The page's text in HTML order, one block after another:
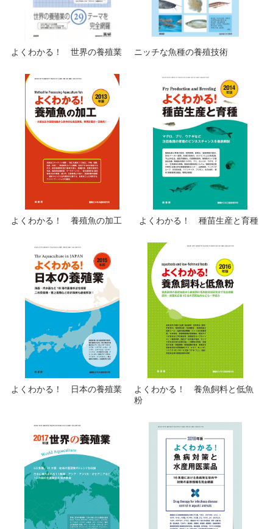
よくわかる！ 世界の養殖業 ニッチな魚種の養殖技術
よくわかる！ 養殖魚の加工 よくわかる！ 種苗生産と育種
よくわかる！ 日本の養殖業
よくわかる！ 養魚飼料と低魚
粉